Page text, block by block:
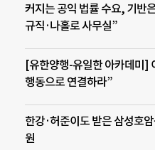
커지는 공익 법률 수요, 기반
규직·나홀로 사무실”
[유한양행-유일한 아카데미]
행동으로 연결하라”
한강·허준이도 받은 삼성호
원